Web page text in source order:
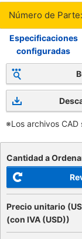
Número de Parte:
Especificaciones
configuradas
※Los archivos
Cantidad a
Precio unitario
(con IVA (USD))